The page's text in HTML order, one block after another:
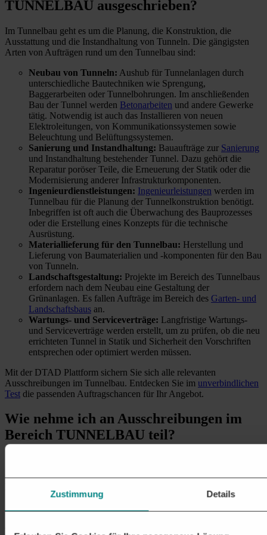
Zustimmung Details
TUNNELBAU ausgeschrieben?
Im Tunnelbau geht es um die Planung, die Konstruktion, die
Ausstattung und die Instandhaltung von Tunneln. Die gängigsten
Arten von Aufträgen rund um den Tunnelbau sind:
Neubau von Tunneln: Aushub für Tunnelanlagen durch
unterschiedliche Bautechniken wie Sprengung,
Baggerarbeiten oder Tunnelbohrungen. Im anschließenden
Bau der Tunnel werden Betonarbeiten und andere Gewerke
tätig. Notwendig ist auch das Installieren von neuen
Elektroleitungen, von Kommunikationssystemen sowie
Beleuchtung und Belüftungssystemen.
Sanierung und Instandhaltung: Bauaufträge zur Sanierung
und Instandhaltung bestehender Tunnel. Dazu gehört die
Reparatur poröser Teile, die Erneuerung der Statik oder die
Modernisierung anderer Infrastrukturkomponenten.
Ingenieurdienstleistungen: Ingenieurleistungen werden im
Tunnelbau für die Planung der Tunnelkonstruktion benötigt.
Inbegriffen ist oft auch die Überwachung des Bauprozesses
oder die Erstellung eines Konzepts für die technische
Ausrüstung.
Materiallieferung für den Tunnelbau: Herstellung und
Lieferung von Baumaterialien und -komponenten für den Bau
von Tunneln.
Landschaftsgestaltung: Projekte im Bereich des Tunnelbaus
erfordern nach dem Neubau eine Gestaltung der
Grünanlagen. Es fallen Aufträge im Bereich des Garten- und
Landschaftsbaus an.
Wartungs- und Serviceverträge: Langfristige Wartungs-
und Serviceverträge werden erstellt, um zu prüfen, ob die neu
errichteten Tunnel in Statik und Sicherheit den Vorschriften
entsprechen oder optimiert werden müssen.
Mit der DTAD Plattform sichern Sie sich alle relevanten
Ausschreibungen im Tunnelbau. Entdecken Sie im unverbindlichen
Test die passenden Auftragschancen für Ihr Angebot.
Wie nehme ich an Ausschreibungen im
Bereich TUNNELBAU teil?
Nutzen Sie Ausschreibungsplattformen, wie dieDTAD Plattform
und finden Sie passende Ausschreibungen zu Tunnelbau.
2. SUCHFILTER MIT MEHREREN